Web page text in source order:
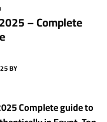
– Complete
BY
Complete guide to